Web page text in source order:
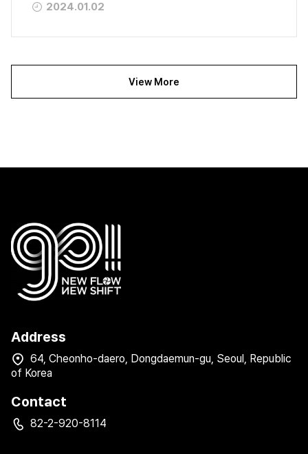
2024.01.02
View More
Address
64, Cheonho-daero, Dongdaemun-gu, Seoul, Republic
of Korea
Contact
82-2-920-8114